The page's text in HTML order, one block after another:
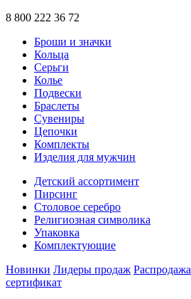
8 800 222 36 72
Броши и значки
Кольца
Серьги
Колье
Подвески
Браслеты
Сувениры
Цепочки
Комплекты
Изделия для мужчин
Детский ассортимент
Пирсинг
Столовое серебро
Религиозная символика
Упаковка
Комплектующие
Новинки Лидеры продаж Распродажа
сертификат